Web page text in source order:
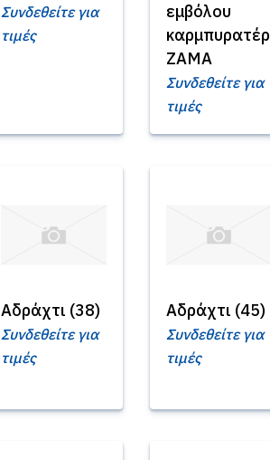
Συνδεθείτε για
τιμές
εμβόλου
καρμπυρατέρ
ZAMA
Συνδεθείτε για
τιμές
Αδράχτι (38)
Συνδεθείτε για
τιμές
Αδράχτι (45)
Συνδεθείτε για
τιμές